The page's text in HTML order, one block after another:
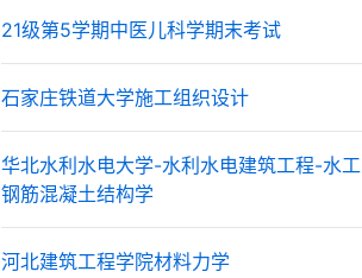
21级第5学期中医儿科学期末考试
石家庄铁道大学施工组织设计
华北水利水电大学-水利水电建筑工程-水工
钢筋混凝土结构学
河北建筑工程学院材料力学